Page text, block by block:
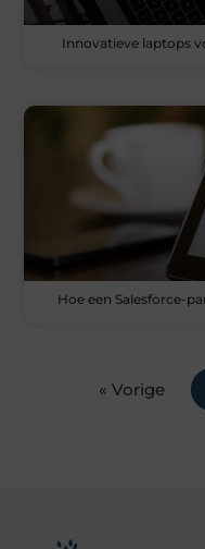
Innovatieve laptops
Hoe een Salesforce-
« Vorige